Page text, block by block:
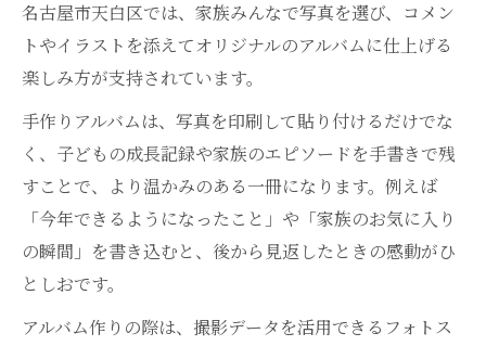
名古屋市天白区では、家族みんなで写真を選び、コメン
トやイラストを添えてオリジナルのアルバムに仕上げる
楽しみ方が支持されています。
手作りアルバムは、写真を印刷して貼り付けるだけでな
く、子どもの成長記録や家族のエピソードを手書きで残
すことで、より温かみのある一冊になります。例えば
「今年できるようになったこと」や「家族のお気に入り
の瞬間」を書き込むと、後から見返したときの感動がひ
としおです。
アルバム作りの際は、撮影データを活用できるフォトス